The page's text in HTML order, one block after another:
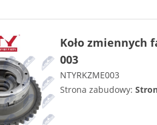
Koło zmiennych
003
NTYRKZME003
Strona zabudowy: